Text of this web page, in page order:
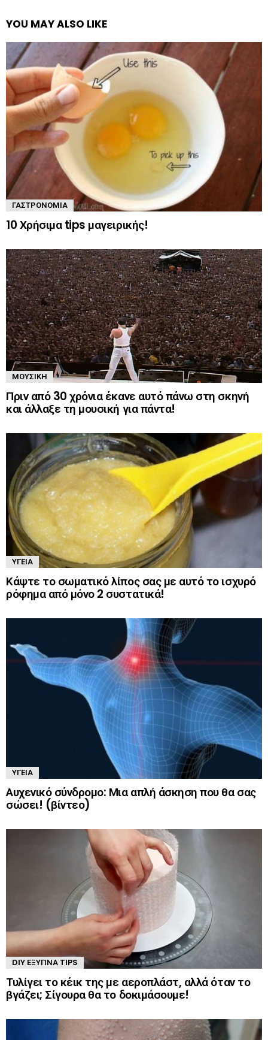
YOU MAY ALSO LIKE
ΓΑΣΤΡΟΝΟΜΊΑ
10 Χρήσιμα tips μαγειρικής!
ΜΟΥΣΙΚΉ
Πριν από 30 χρόνια έκανε αυτό πάνω στη σκηνή
και άλλαξε τη μουσική για πάντα!
ΥΓΕΊΑ
Κάψτε το σωματικό λίπος σας με αυτό το ισχυρό
ρόφημα από μόνο 2 συστατικά!
ΥΓΕΊΑ
Αυχενικό σύνδρομο: Μια απλή άσκηση που θα σας
σώσει! (βίντεο)
DIY ΈΞΥΠΝΑ TIPS
Τυλίγει το κέικ της με αεροπλάστ, αλλά όταν το
βγάζει; Σίγουρα θα το δοκιμάσουμε!